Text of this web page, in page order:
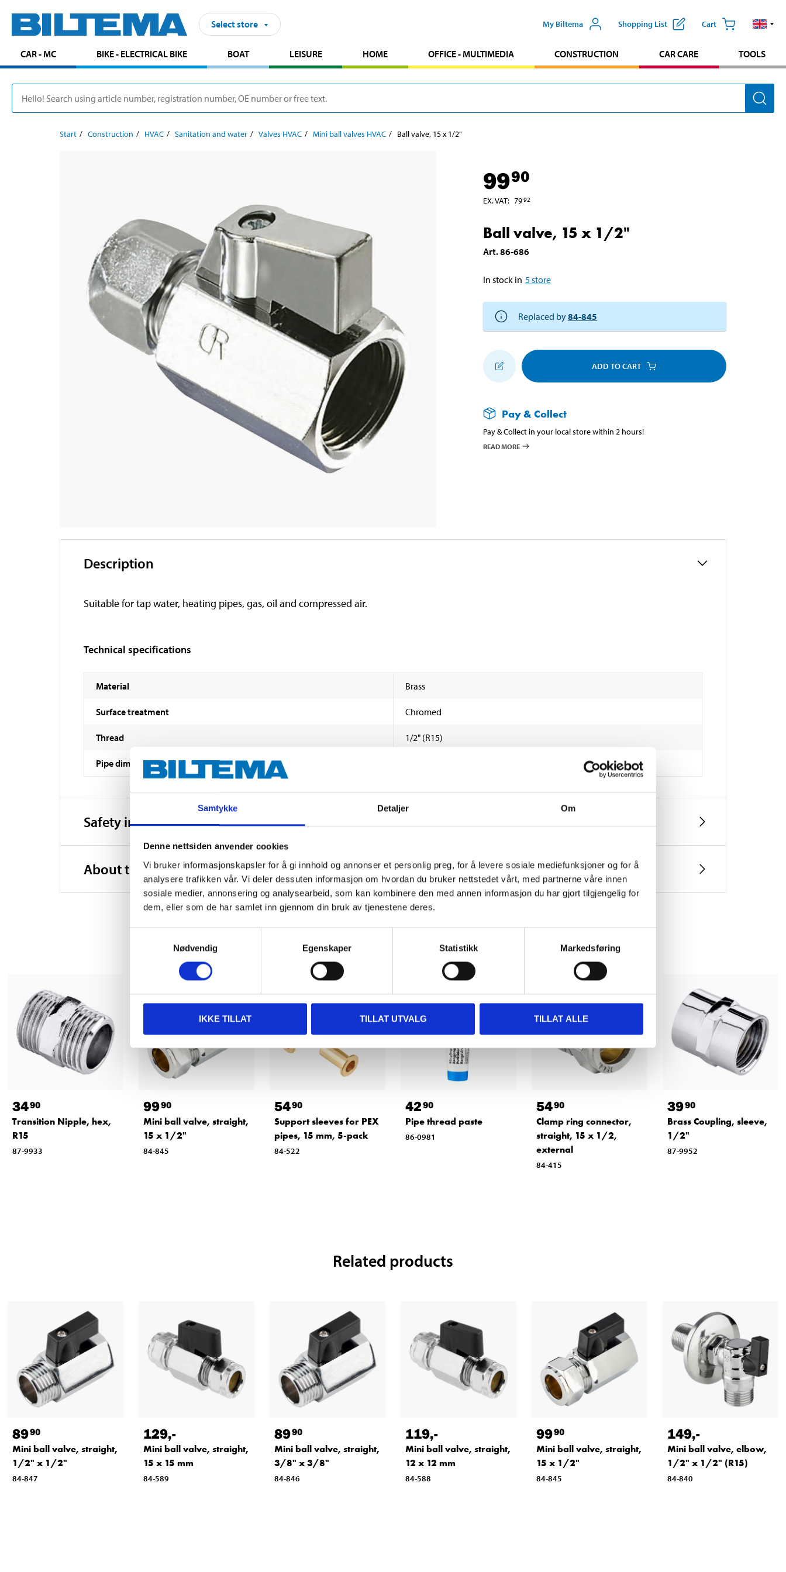
Samtykke Detaljer Om
Denne nettsiden anvender cookies
Vi bruker informasjonskapsler for å gi innhold og annonser et personlig preg, for å levere sosiale mediefunksjoner og for å
analysere trafikken vår. Vi deler dessuten informasjon om hvordan du bruker nettstedet vårt, med partnerne våre innen
sosiale medier, annonsering og analysearbeid, som kan kombinere den med annen informasjon du har gjort tilgjengelig for
dem, eller som de har samlet inn gjennom din bruk av tjenestene deres.
Nødvendig
Egenskaper Statistikk Markedsføring
IKKE TILLAT TILLAT UTVALG TILLAT ALLE
Select store My Biltema Shopping List Cart
CAR - MC BIKE - ELECTRICAL BIKE BOAT LEISURE HOME OFFICE - MULTIMEDIA CONSTRUCTION CAR CARE TOOLS
Start Construction HVAC Sanitation and water Valves HVAC Mini ball valves HVAC Ball valve, 15 x 1/2"
9990
EX. VAT: 7992
Ball valve, 15 x 1/2"
Art.86-686
In stock in 5store
Replaced by84-845
ADD TO CART
Pay & Collect
Pay & Collect in your local store within 2 hours!
READ MORE
Description
Suitable for tap water, heating pipes, gas, oil and compressed air.
Technical specifications
Material Brass
Surface treatment Chromed
Thread 1/2" (R15)
Pipe dimensions
Safety instructions and other information
About the manufacturer
Other customers also bought
3490
Transition Nipple, hex,
R15
87-9933
9990
Mini ball valve, straight,
15 x 1/2"
84-845
5490
Support sleeves for PEX
pipes, 15 mm, 5-pack
84-522
4290
Pipe thread paste
86-0981
5490
Clamp ring connector,
straight, 15 x 1/2,
external
84-415
3990
Brass Coupling, sleeve,
1/2"
87-9952
Related products
8990
Mini ball valve, straight,
1/2" x 1/2"
84-847
129,-
Mini ball valve, straight,
15 x 15 mm
84-589
8990
Mini ball valve, straight,
3/8" x 3/8"
84-846
119,-
Mini ball valve, straight,
12 x 12 mm
84-588
9990
Mini ball valve, straight,
15 x 1/2"
84-845
149,-
Mini ball valve, elbow,
1/2" x 1/2" (R15)
84-840